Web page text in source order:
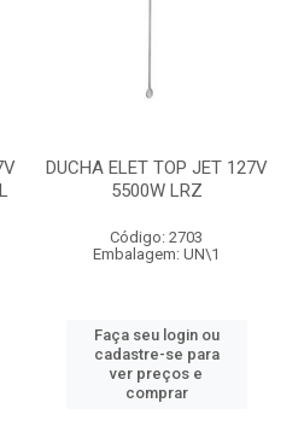
DUCHA ELET TOP JET 127V
5500W LRZ
Código: 2703
Embalagem: UN\1
Faça seu login ou
cadastre-se para
ver preços e
comprar